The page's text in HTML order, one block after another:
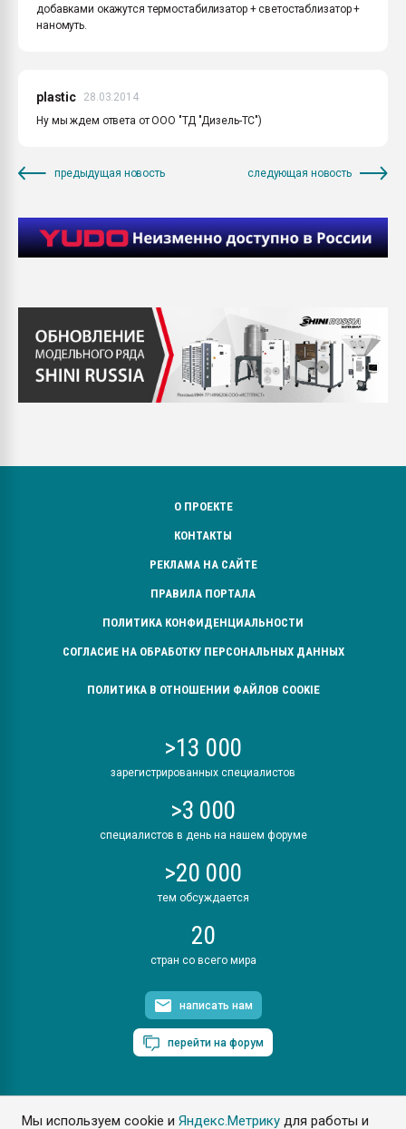
Мы используем cookie иЯндекс.Метрику для работы и
добавками окажутся термостабилизатор + светостаблизатор +
наномуть.
plastic
28.03.2014
Ну мы ждем ответа от ООО "ТД "Дизель-ТС")
предыдущая новость следующая новость
О ПРОЕКТЕ
КОНТАКТЫ
РЕКЛАМА НА САЙТЕ
ПРАВИЛА ПОРТАЛА
ПОЛИТИКА КОНФИДЕНЦИАЛЬНОСТИ
СОГЛАСИЕ НА ОБРАБОТКУ ПЕРСОНАЛЬНЫХ ДАННЫХ
ПОЛИТИКА В ОТНОШЕНИИ ФАЙЛОВ COOKIE
>13 000
зарегистрированных специалистов
>3 000
специалистов в день на нашем форуме
>20 000
тем обсуждается
20
стран со всего мира
написать нам
перейти на форум
ПластЭксперт © 2006. Все права защищены